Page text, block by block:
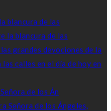
blancura de las
de los Án